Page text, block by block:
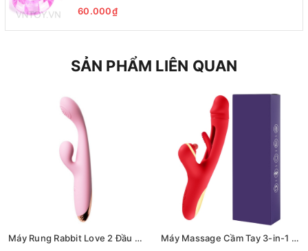
60.000₫
SẢN PHẨM LIÊN QUAN
Máy Rung Rabbit Love 2 Đầu Đa Tần Số Silicon Mềm Cao Cấp Máy Massage Cầm Tay 3-in-1 Rung Hút Vảy Khế 7 Chế Độ